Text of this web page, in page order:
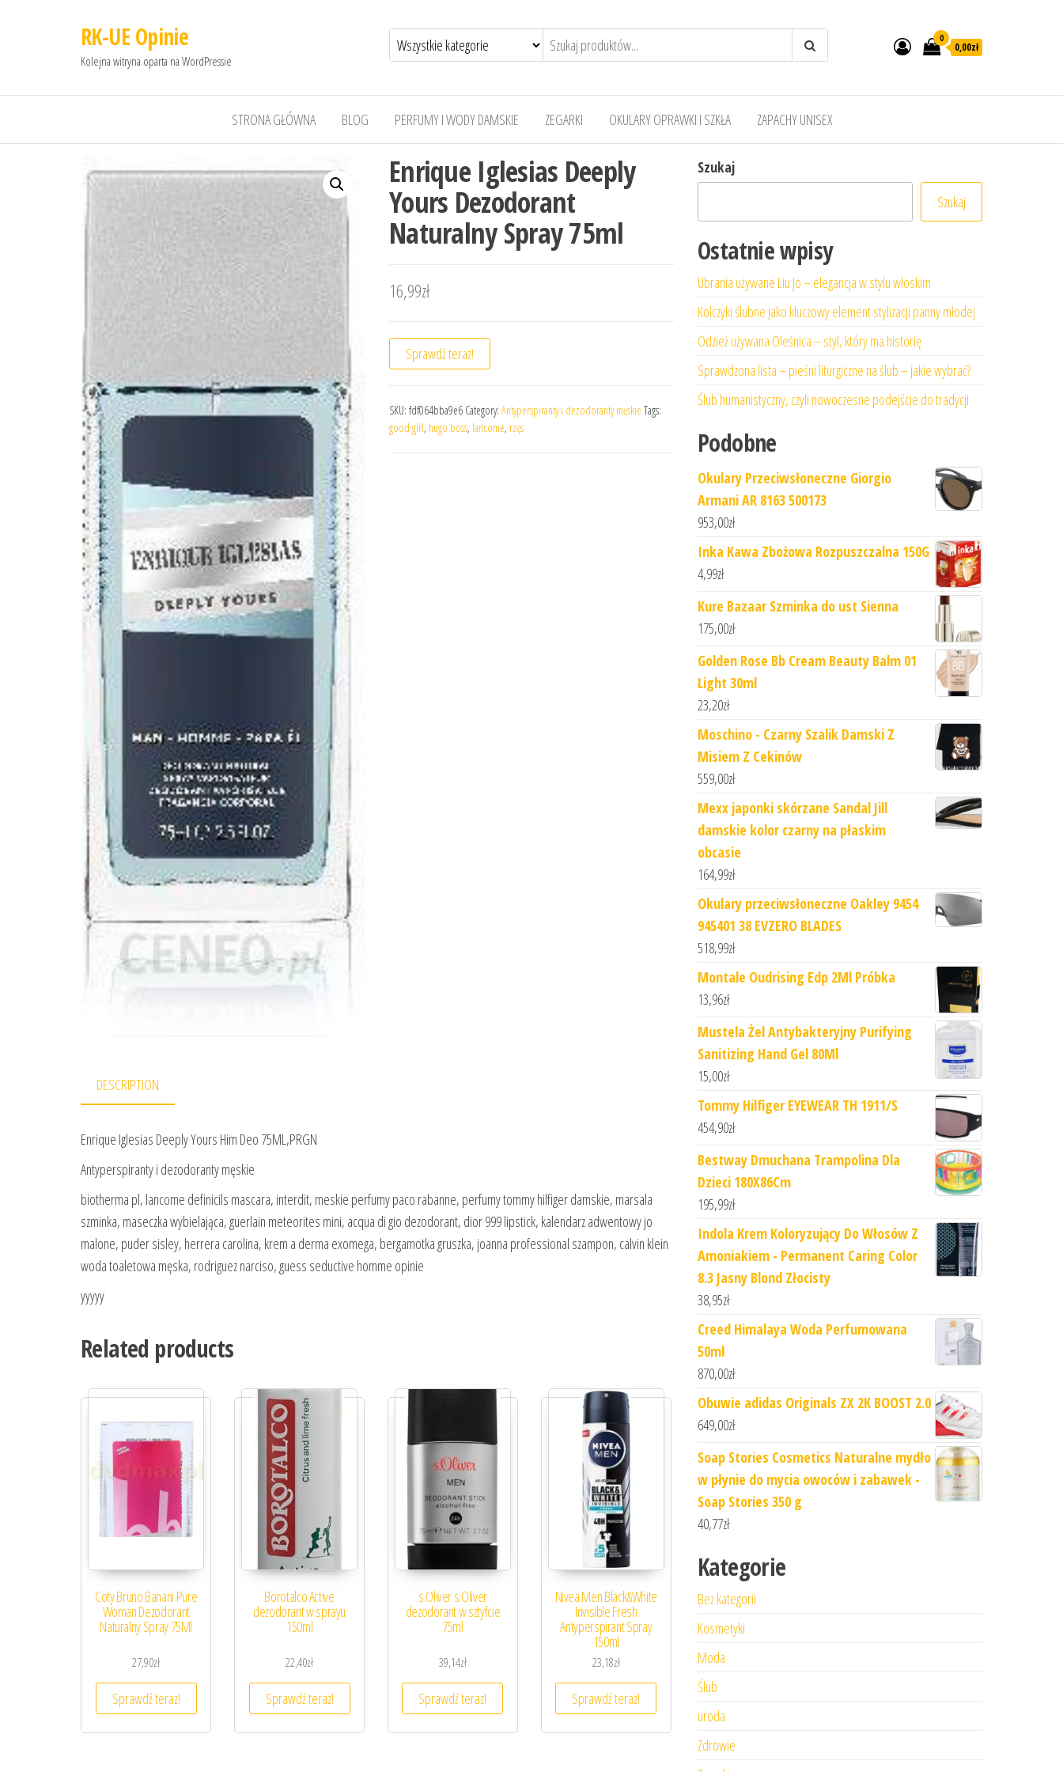
RK-UE Opinie
Kolejna witryna oparta na WordPressie
0
0,00zł
STRONA GŁÓWNA BLOG PERFUMY I WODY DAMSKIE ZEGARKI OKULARY OPRAWKI I SZKŁA ZAPACHY UNISEX
Enrique Iglesias Deeply
Yours Dezodorant
Naturalny Spray 75ml
16,99zł
Sprawdź teraz!
SKU: fdf064bba9e6 Category: Antyperspiranty i dezodoranty męskie Tags:
good girl, hugo boss, lancome, rzęs
DESCRIPTION
Enrique Iglesias Deeply Yours Him Deo 75ML,PRGN
Antyperspiranty i dezodoranty męskie
biotherma pl, lancome definicils mascara, interdit, meskie perfumy paco rabanne, perfumy tommy hilfiger damskie, marsala
szminka, maseczka wybielająca, guerlain meteorites mini, acqua di gio dezodorant, dior 999 lipstick, kalendarz adwentowy jo
malone, puder sisley, herrera carolina, krem a derma exomega, bergamotka gruszka, joanna professional szampon, calvin klein
woda toaletowa męska, rodriguez narciso, guess seductive homme opinie
yyyyy
Related products
Coty Bruno Banani Pure
Woman Dezodorant
Naturalny Spray 75Ml
27,90zł
Sprawdź teraz!
Borotalco Active
dezodorant w sprayu
150ml
22,40zł
Sprawdź teraz!
s.Oliver s.Oliver
dezodorant w sztyfcie
75ml
39,14zł
Sprawdź teraz!
Nivea Men Black&White
Invisible Fresh
Antyperspirant Spray
150ml
23,18zł
Sprawdź teraz!
Szukaj
Szukaj
Ostatnie wpisy
Ubrania używane Liu Jo – elegancja w stylu włoskim
Kolczyki ślubne jako kluczowy element stylizacji panny młodej
Odzież używana Oleśnica – styl, który ma historię
Sprawdzona lista – pieśni liturgiczne na ślub – jakie wybrać?
Ślub humanistyczny, czyli nowoczesne podejście do tradycji
Podobne
Okulary Przeciwsłoneczne Giorgio
Armani AR 8163 500173
953,00zł
Inka Kawa Zbożowa Rozpuszczalna 150G
4,99zł
Kure Bazaar Szminka do ust Sienna
175,00zł
Golden Rose Bb Cream Beauty Balm 01
Light 30ml
23,20zł
Moschino - Czarny Szalik Damski Z
Misiem Z Cekinów
559,00zł
Mexx japonki skórzane Sandal Jill
damskie kolor czarny na płaskim
obcasie
164,99zł
Okulary przeciwsłoneczne Oakley 9454
945401 38 EVZERO BLADES
518,99zł
Montale Oudrising Edp 2Ml Próbka
13,96zł
Mustela Żel Antybakteryjny Purifying
Sanitizing Hand Gel 80Ml
15,00zł
Tommy Hilfiger EYEWEAR TH 1911/S
454,90zł
Bestway Dmuchana Trampolina Dla
Dzieci 180X86Cm
195,99zł
Indola Krem Koloryzujący Do Włosów Z
Amoniakiem - Permanent Caring Color
8.3 Jasny Blond Złocisty
38,95zł
Creed Himalaya Woda Perfumowana
50ml
870,00zł
Obuwie adidas Originals ZX 2K BOOST 2.0
649,00zł
Soap Stories Cosmetics Naturalne mydło
w płynie do mycia owoców i zabawek -
Soap Stories 350 g
40,77zł
Kategorie
Bez kategorii
Kosmetyki
Moda
Ślub
uroda
Zdrowie